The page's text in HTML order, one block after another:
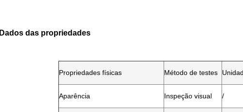
Dados das propriedades
Propriedades físicas Método de testes
Aparência Inspeção visual /